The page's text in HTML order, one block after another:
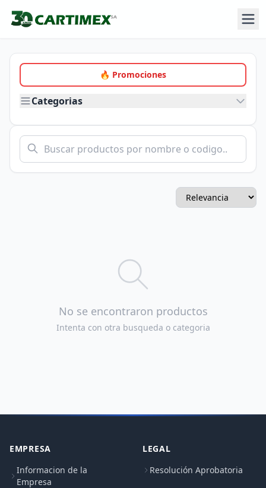
🔥 Promociones
Categorias
No se encontraron productos
Intenta con otra busqueda o categoria
EMPRESA
Informacion de la
Empresa
LEGAL
Resolución Aprobatoria